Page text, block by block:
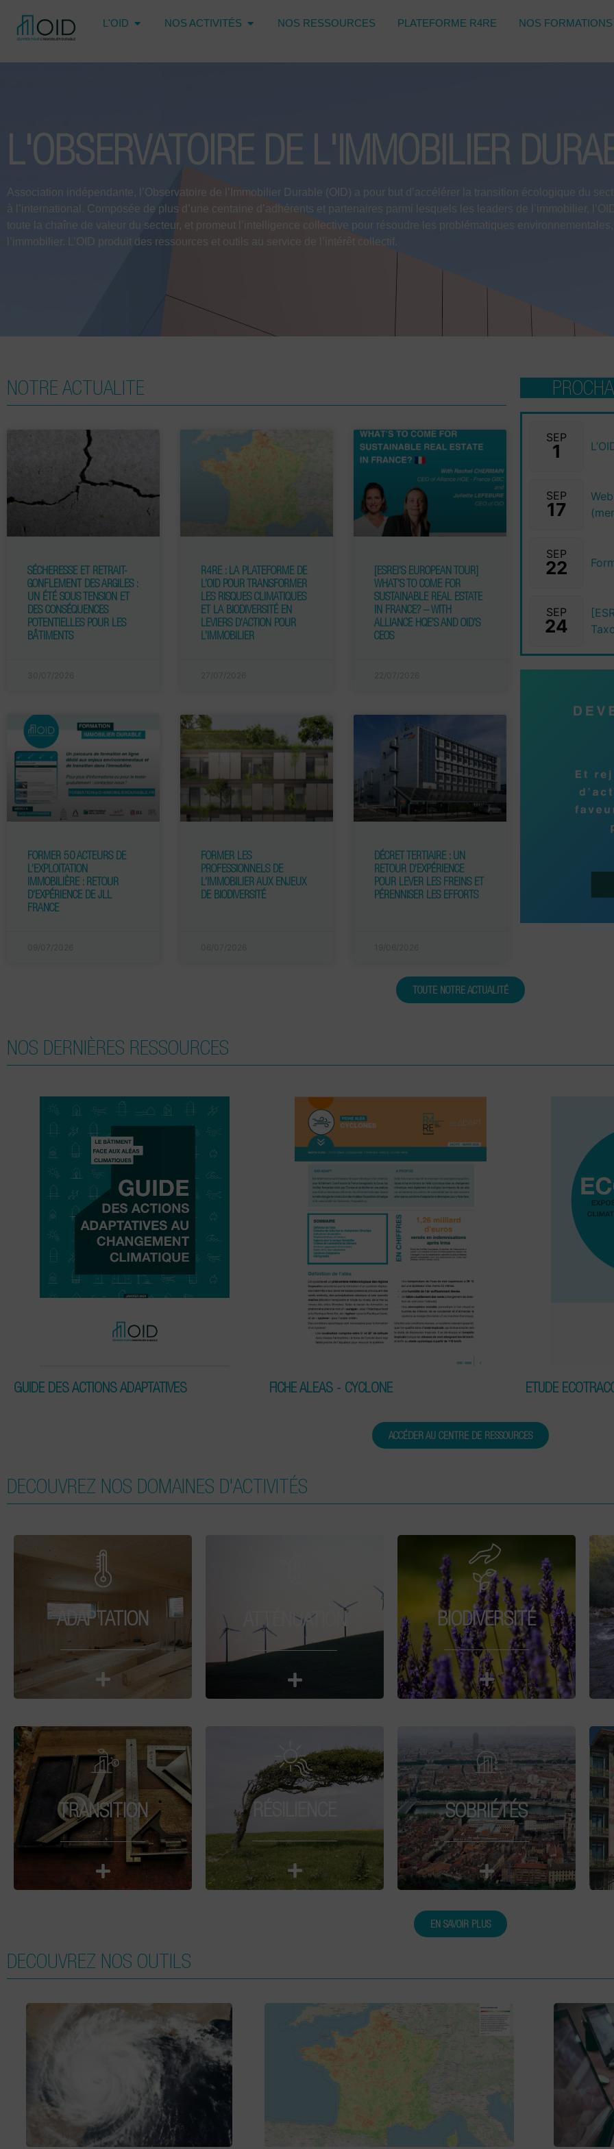
L'OID NOS ACTIVITÉS NOS RESSOURCES PLATEFORME R4RE NOS FORMATIONS
L'OBSERVATOIRE DE L'IMMOBILIER
Association indépendante, l’Observatoire de l’Immobilier Durable (OID) a pour but d’accélérer la transition écologique du
à l’international. Composée de plus d’une centaine d’adhérents et partenaires parmi lesquels les leaders de l’immobilier,
toute la chaîne de valeur du secteur, et promeut l’intelligence collective pour résoudre les problématiques
l’immobilier. L’OID produit des ressources et outils au service de l’intérêt collectif.
NOTRE ACTUALITE
SÉCHERESSE ET RETRAIT-
GONFLEMENT DES ARGILES :
UN ÉTÉ SOUS TENSION ET
DES CONSÉQUENCES
POTENTIELLES POUR LES
BÂTIMENTS
R4RE : LA PLATEFORME DE
L’OID POUR TRANSFORMER
LES RISQUES CLIMATIQUES
ET LA BIODIVERSITÉ EN
LEVIERS D’ACTION POUR
L’IMMOBILIER
[ESREI’S EUROPEAN TOUR]
WHAT’S TO COME FOR
SUSTAINABLE REAL ESTATE
IN FRANCE? – WITH
ALLIANCE HQE’S AND OID’S
CEOS
FORMER 50 ACTEURS DE
L’EXPLOITATION
IMMOBILIÈRE : RETOUR
D’EXPÉRIENCE DE JLL
FRANCE
FORMER LES
PROFESSIONNELS DE
L’IMMOBILIER AUX ENJEUX
DE BIODIVERSITÉ
DÉCRET TERTIAIRE : UN
RETOUR D’EXPÉRIENCE
POUR LEVER LES FREINS ET
PÉRENNISER LES EFFORTS
SEP
1
SEP
17
SEP
22
SEP
24
TOUTE NOTRE ACTUALITÉ
NOS DERNIÈRES RESSOURCES
GUIDE DES ACTIONS ADAPTATIVES FICHE ALEAS - CYCLONE ETUDE
ACCÉDER AU CENTRE DE RESSOURCES
DECOUVREZ NOS DOMAINES D'ACTIVITÉS
ADAPTATION ATTÉNUATION BIODIVERSITÉ
TRANSITION RÉSILIENCE SOBRIÉTÉS
EN SAVOIR PLUS
DECOUVREZ NOS OUTILS